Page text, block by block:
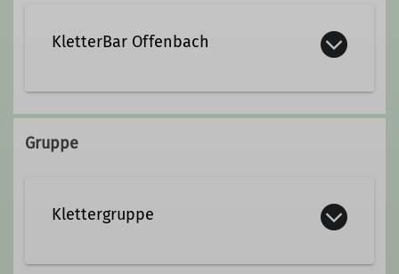
KletterBar Offenbach
kletterbar-offenbach.de
Gruppe
Klettergruppe